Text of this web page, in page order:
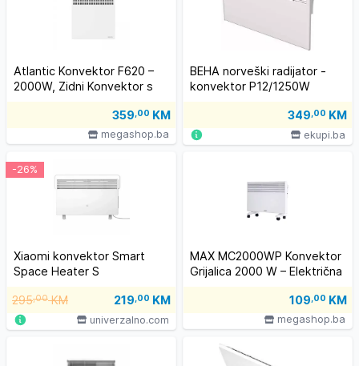
Atlantic Konvektor F620 –
2000W, Zidni Konvektor s
359,00 KM
megashop.ba
BEHA norveški radijator -
konvektor P12/1250W
349,00 KM
ekupi.ba
Xiaomi konvektor Smart
Space Heater S
295,00KM 219,00 KM
univerzalno.com
-26%
MAX MC2000WP Konvektor
Grijalica 2000 W – Električna
Zidna/Slobodno Stojeća
109,00 KM
megashop.ba